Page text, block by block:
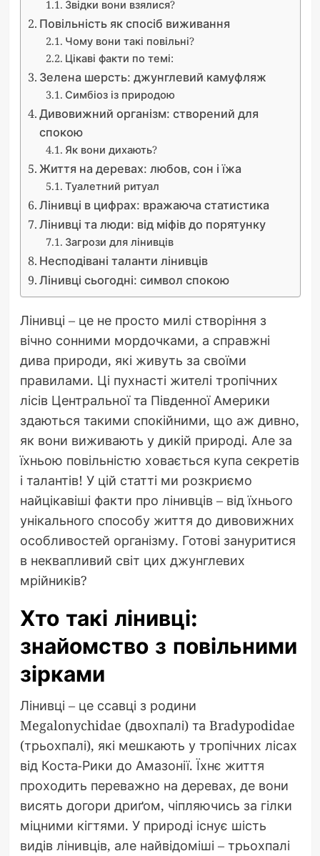
Звідки вони взялися?
Повільність як спосіб виживання
Чому вони такі повільні?
Цікаві факти по темі:
Зелена шерсть: джунглевий камуфляж
Симбіоз із природою
Дивовижний організм: створений для
спокою
Як вони дихають?
Життя на деревах: любов, сон і їжа
Туалетний ритуал
Лінивці в цифрах: вражаюча статистика
Лінивці та люди: від міфів до порятунку
Загрози для лінивців
Несподівані таланти лінивців
Лінивці сьогодні: символ спокою
Лінивці – це не просто милі створіння з
вічно сонними мордочками, а справжні
дива природи, які живуть за своїми
правилами. Ці пухнасті жителі тропічних
лісів Центральної та Південної Америки
здаються такими спокійними, що аж дивно,
як вони виживають у дикій природі. Але за
їхньою повільністю ховається купа секретів
і талантів! У цій статті ми розкриємо
найцікавіші факти про лінивців – від їхнього
унікального способу життя до дивовижних
особливостей організму. Готові зануритися
в неквапливий світ цих джунглевих
мрійників?
Хто такі лінивці:
знайомство з повільними
зірками
Лінивці – це ссавці з родини
Megalonychidae (двохпалі) та Bradypodidae
(трьохпалі), які мешкають у тропічних лісах
від Коста-Рики до Амазонії. Їхнє життя
проходить переважно на деревах, де вони
висять догори дриґом, чіпляючись за гілки
міцними кігтями. У природі існує шість
видів лінивців, але найвідоміші – трьохпалі